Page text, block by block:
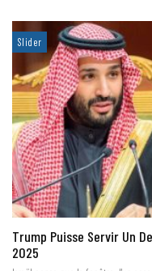
Slider
Trump Puisse Servir Un
2025